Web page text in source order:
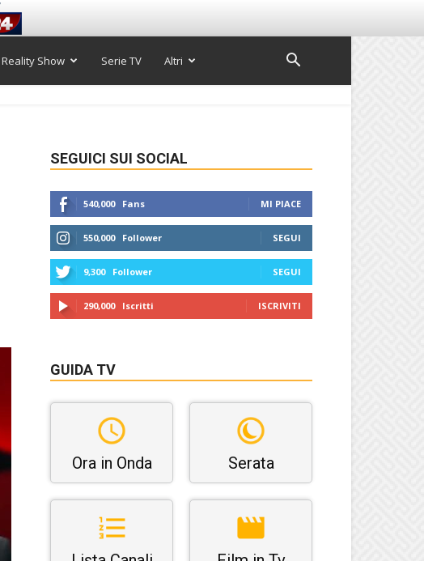
Reality Show Serie TV Altri
SEGUICI SUI SOCIAL
540,000 Fans MI PIACE
550,000 Follower SEGUI
9,300 Follower SEGUI
290,000 Iscritti ISCRIVITI
GUIDA TV
Ora in Onda Serata